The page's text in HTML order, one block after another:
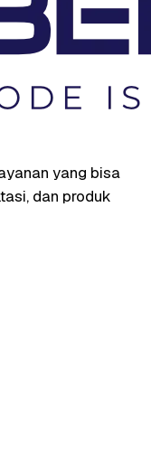
yang bisa
dan produk